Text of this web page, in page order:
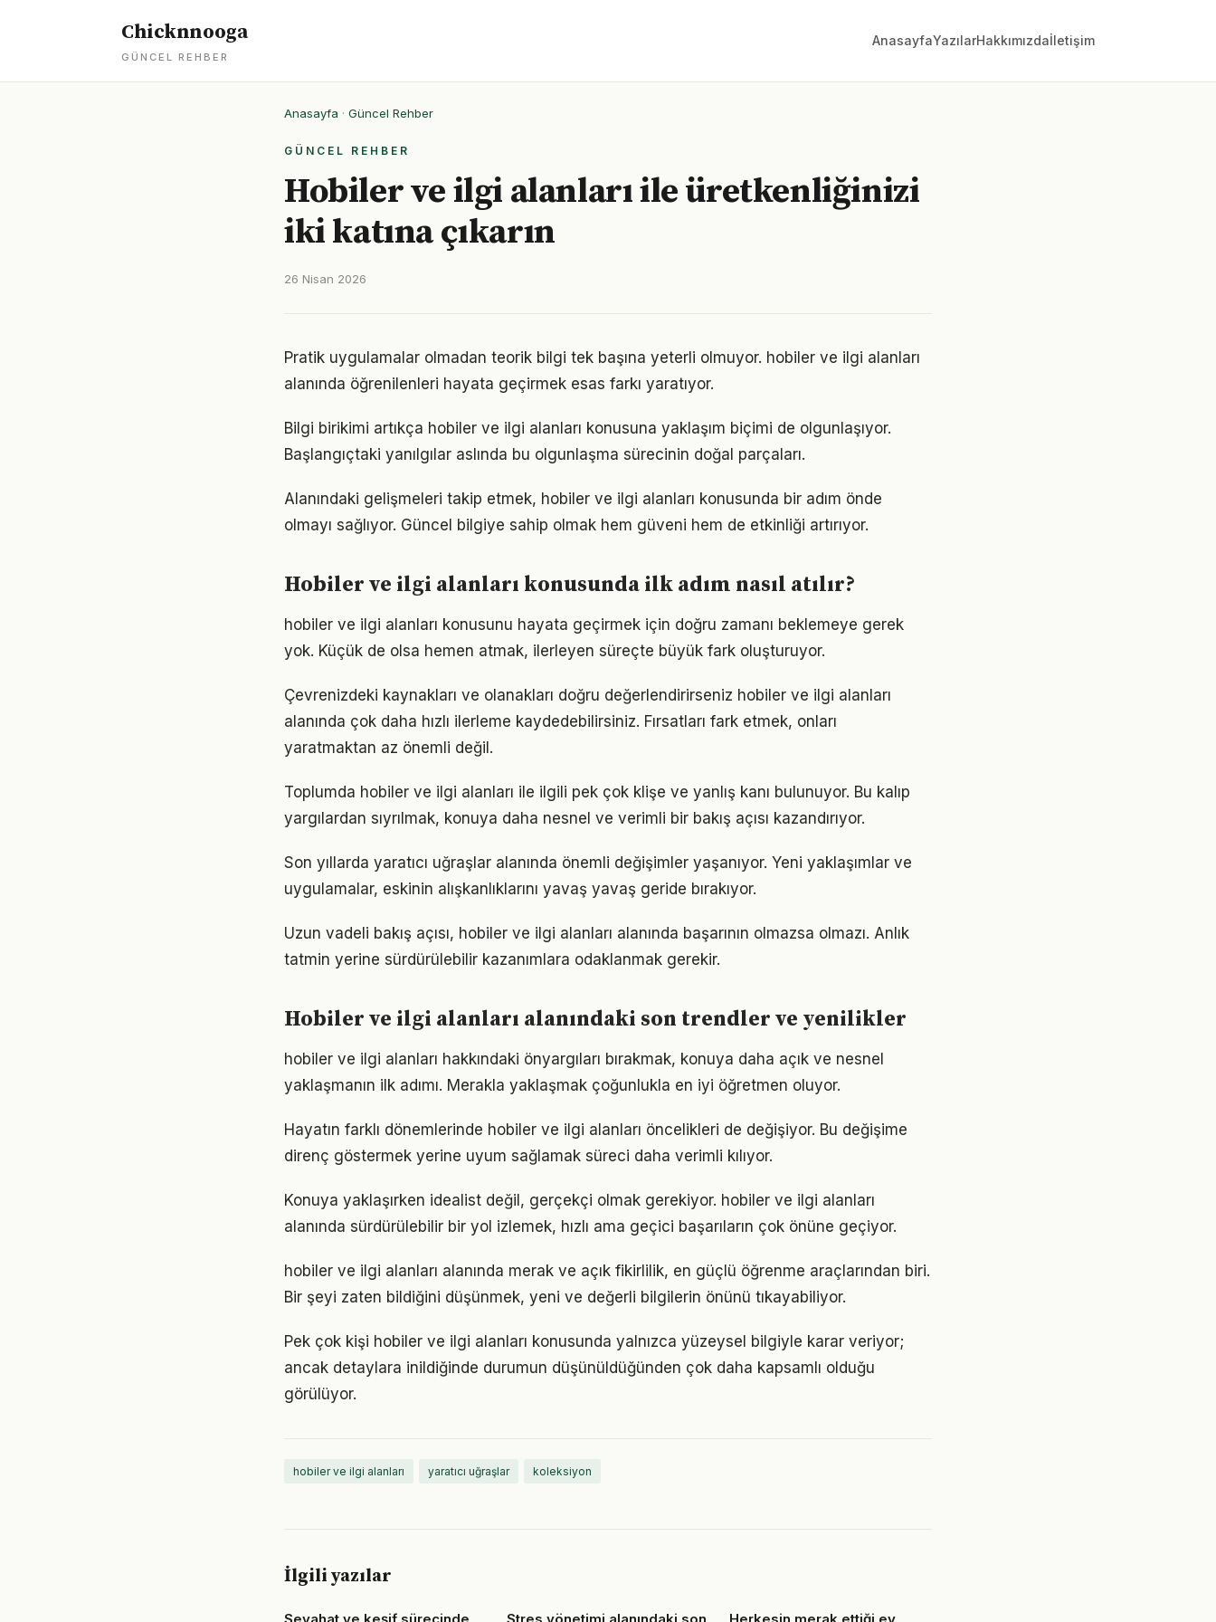
Chicknnooga
GÜNCEL REHBER
AnasayfaYazılarHakkımızdaİletişim
Anasayfa · Güncel Rehber
GÜNCEL REHBER
Hobiler ve ilgi alanları ile üretkenliğinizi
iki katına çıkarın
26 Nisan 2026
Pratik uygulamalar olmadan teorik bilgi tek başına yeterli olmuyor. hobiler ve ilgi alanları
alanında öğrenilenleri hayata geçirmek esas farkı yaratıyor.
Bilgi birikimi artıkça hobiler ve ilgi alanları konusuna yaklaşım biçimi de olgunlaşıyor.
Başlangıçtaki yanılgılar aslında bu olgunlaşma sürecinin doğal parçaları.
Alanındaki gelişmeleri takip etmek, hobiler ve ilgi alanları konusunda bir adım önde
olmayı sağlıyor. Güncel bilgiye sahip olmak hem güveni hem de etkinliği artırıyor.
Hobiler ve ilgi alanları konusunda ilk adım nasıl atılır?
hobiler ve ilgi alanları konusunu hayata geçirmek için doğru zamanı beklemeye gerek
yok. Küçük de olsa hemen atmak, ilerleyen süreçte büyük fark oluşturuyor.
Çevrenizdeki kaynakları ve olanakları doğru değerlendirirseniz hobiler ve ilgi alanları
alanında çok daha hızlı ilerleme kaydedebilirsiniz. Fırsatları fark etmek, onları
yaratmaktan az önemli değil.
Toplumda hobiler ve ilgi alanları ile ilgili pek çok klişe ve yanlış kanı bulunuyor. Bu kalıp
yargılardan sıyrılmak, konuya daha nesnel ve verimli bir bakış açısı kazandırıyor.
Son yıllarda yaratıcı uğraşlar alanında önemli değişimler yaşanıyor. Yeni yaklaşımlar ve
uygulamalar, eskinin alışkanlıklarını yavaş yavaş geride bırakıyor.
Uzun vadeli bakış açısı, hobiler ve ilgi alanları alanında başarının olmazsa olmazı. Anlık
tatmin yerine sürdürülebilir kazanımlara odaklanmak gerekir.
Hobiler ve ilgi alanları alanındaki son trendler ve yenilikler
hobiler ve ilgi alanları hakkındaki önyargıları bırakmak, konuya daha açık ve nesnel
yaklaşmanın ilk adımı. Merakla yaklaşmak çoğunlukla en iyi öğretmen oluyor.
Hayatın farklı dönemlerinde hobiler ve ilgi alanları öncelikleri de değişiyor. Bu değişime
direnç göstermek yerine uyum sağlamak süreci daha verimli kılıyor.
Konuya yaklaşırken idealist değil, gerçekçi olmak gerekiyor. hobiler ve ilgi alanları
alanında sürdürülebilir bir yol izlemek, hızlı ama geçici başarıların çok önüne geçiyor.
hobiler ve ilgi alanları alanında merak ve açık fikirlilik, en güçlü öğrenme araçlarından biri.
Bir şeyi zaten bildiğini düşünmek, yeni ve değerli bilgilerin önünü tıkayabiliyor.
Pek çok kişi hobiler ve ilgi alanları konusunda yalnızca yüzeysel bilgiyle karar veriyor;
ancak detaylara inildiğinde durumun düşünüldüğünden çok daha kapsamlı olduğu
görülüyor.
hobiler ve ilgi alanları yaratıcı uğraşlar koleksiyon
İlgili yazılar